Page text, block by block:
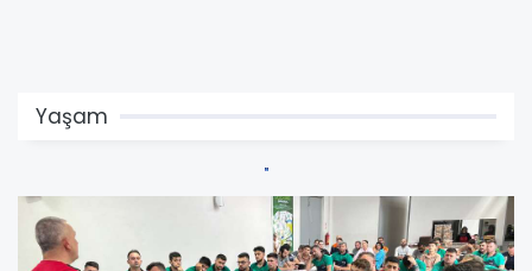
Yaşam